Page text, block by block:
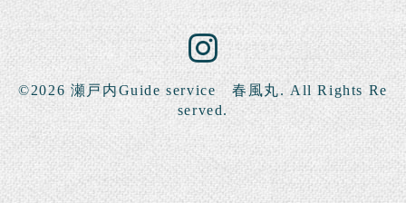
©2026 瀬戸内Guide service 春風丸. All Rights Re
served.